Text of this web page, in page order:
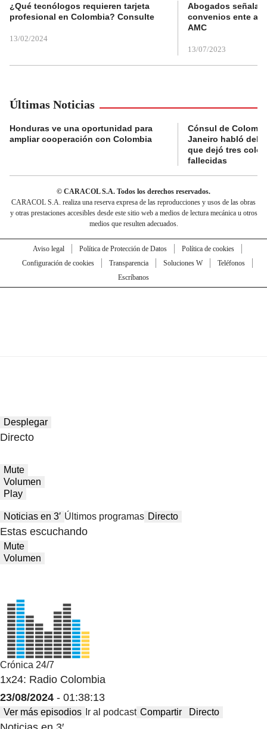
¿Qué tecnólogos requieren tarjeta
profesional en Colombia? Consulte
13/02/2024
Abogados
convenios ente
AMC
13/07/2023
Últimas Noticias
Honduras ve una oportunidad para
ampliar cooperación con Colombia
Cónsul de
Janeiro habló del
que dejó tres
fallecidas
© CARACOL S.A. Todos los derechos reservados.
CARACOL S.A. realiza una reserva expresa de las reproducciones y usos de las obras
y otras prestaciones accesibles desde este sitio web a medios de lectura mecánica u otros
medios que resulten adecuados.
Aviso legal Política de Protección de Datos
Política de cookies
Configuración de cookies
Transparencia Soluciones W
Teléfonos
Escríbanos
Desplegar
Directo
Mute
Volumen
Play
Noticias en 3′ Últimos programas Directo
Estas escuchando
Mute
Volumen
Crónica 24/7
1x24: Radio Colombia
23/08/2024 - 01:38:13
Ver más episodios Ir al podcast Compartir Directo